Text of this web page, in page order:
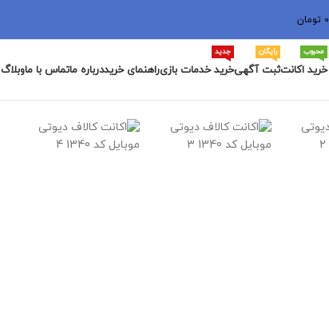
0 تومان
خرید اکانت
محبوب
ثبت آگهی
رایگان
خرید خدمات بازی
جدید
راهنمای خریددرباره ماتماس با ماوبلاگ